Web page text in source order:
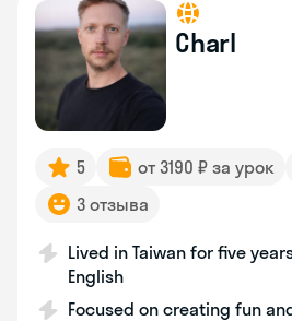
Charl
5 от 3190 ₽ за урок
3 отзыва
Lived in Taiwan for five
English
Focused on creating fun